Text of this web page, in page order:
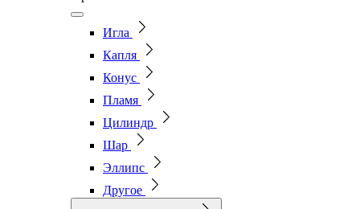
Игла
Капля
Конус
Пламя
Цилиндр
Шар
Эллипс
Другое